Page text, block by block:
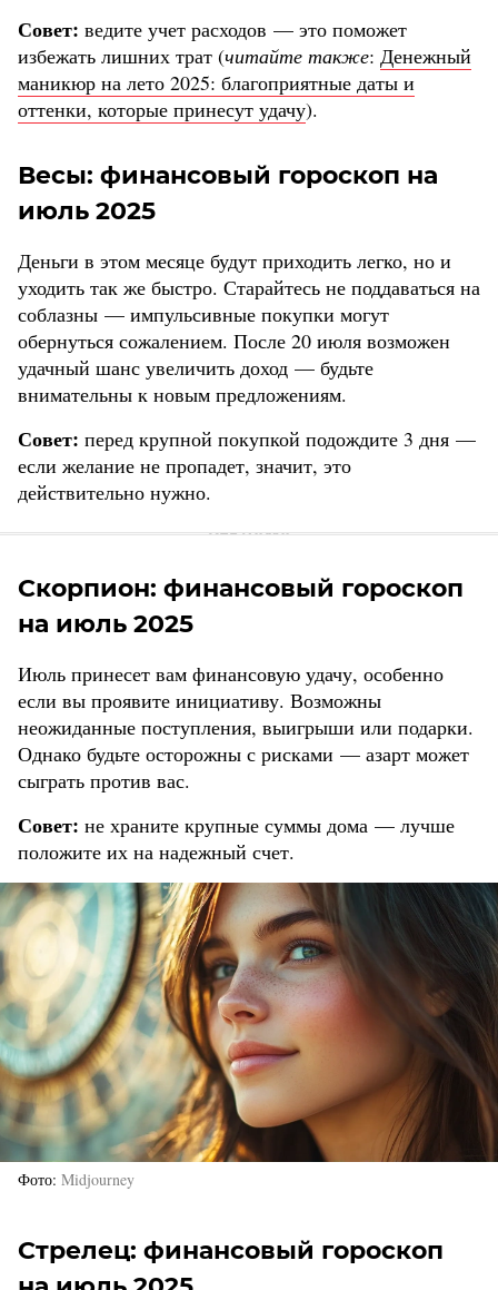
Совет: ведите учет расходов — это поможет
избежать лишних трат (читайте также: Денежный
маникюр на лето 2025: благоприятные даты и
оттенки, которые принесут удачу).
Весы: финансовый гороскоп на
июль 2025
Деньги в этом месяце будут приходить легко, но и
уходить так же быстро. Старайтесь не поддаваться на
соблазны — импульсивные покупки могут
обернуться сожалением. После 20 июля возможен
удачный шанс увеличить доход — будьте
внимательны к новым предложениям.
Совет: перед крупной покупкой подождите 3 дня —
если желание не пропадет, значит, это
действительно нужно.
Скорпион: финансовый гороскоп
на июль 2025
Июль принесет вам финансовую удачу, особенно
если вы проявите инициативу. Возможны
неожиданные поступления, выигрыши или подарки.
Однако будьте осторожны с рисками — азарт может
сыграть против вас.
Совет: не храните крупные суммы дома — лучше
положите их на надежный счет.
Фото Midjourney
Стрелец: финансовый гороскоп